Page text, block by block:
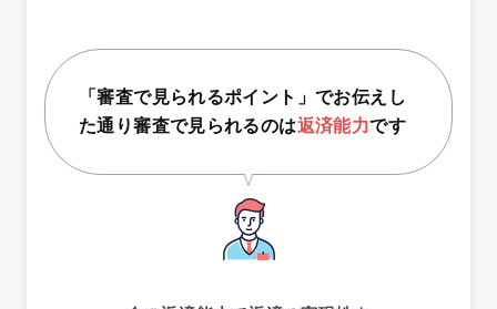
「審査で見られるポイント」でお伝えし
た通り審査で見られるのは返済能力です